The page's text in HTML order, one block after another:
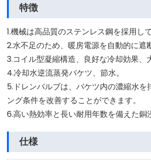
特徴
1.機械は高品質のステンレス鋼を採用して
2.水不足のため、暖房電源を自動的に遮
3.コイル型凝縮構造、良好な冷却効果、
4.冷却水逆流蒸発バケツ、節水。
5.ドレンバルブは、バケツ内の濃縮水を
ング条件を改善することができます。
6.高い熱効率と長い耐用年数を備えた銅
仕様